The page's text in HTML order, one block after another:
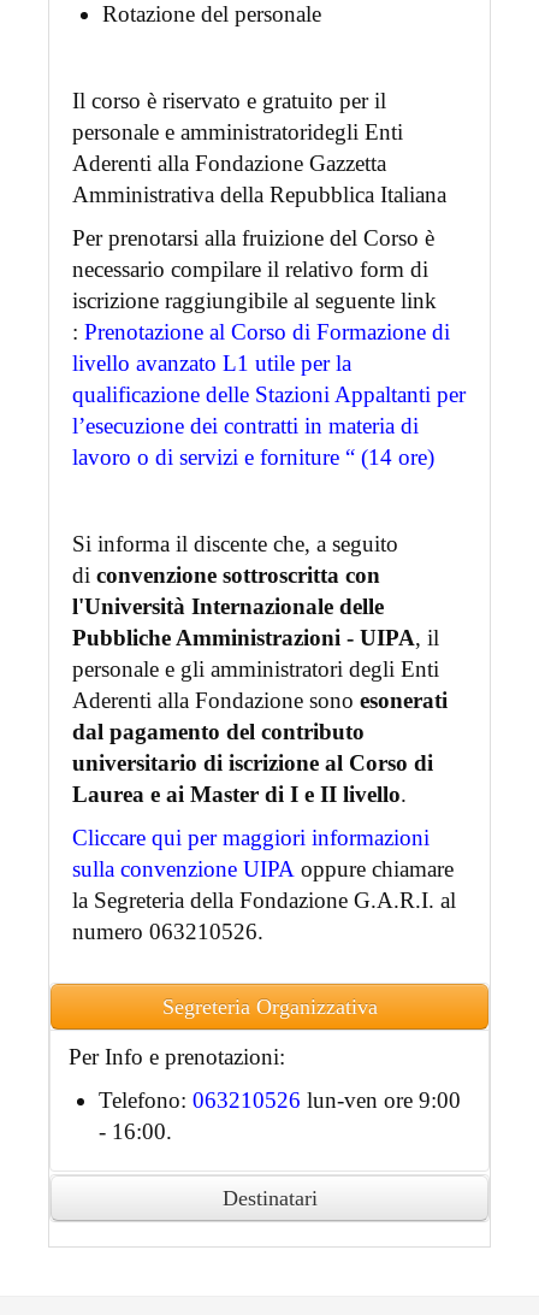
Rotazione del personale
Il corso è riservato e gratuito per il
personale e amministratoridegli Enti
Aderenti alla Fondazione Gazzetta
Amministrativa della Repubblica Italiana
Per prenotarsi alla fruizione del Corso è
necessario compilare il relativo form di
iscrizione raggiungibile al seguente link
: Prenotazione al Corso di Formazione di
livello avanzato L1 utile per la
qualificazione delle Stazioni Appaltanti per
l’esecuzione dei contratti in materia di
lavoro o di servizi e forniture “ (14 ore)
Si informa il discente che, a seguito
di convenzione sottroscritta con
l'Università Internazionale delle
Pubbliche Amministrazioni - UIPA, il
personale e gli amministratori degli Enti
Aderenti alla Fondazione sono esonerati
dal pagamento del contributo
universitario di iscrizione al Corso di
Laurea e ai Master di I e II livello.
Cliccare qui per maggiori informazioni
sulla convenzione UIPA oppure chiamare
la Segreteria della Fondazione G.A.R.I. al
numero 063210526.
Segreteria Organizzativa
Per Info e prenotazioni:
Telefono: 063210526 lun-ven ore 9:00
- 16:00.
Destinatari
Ai partecipanti accreditati sarà rilasciato